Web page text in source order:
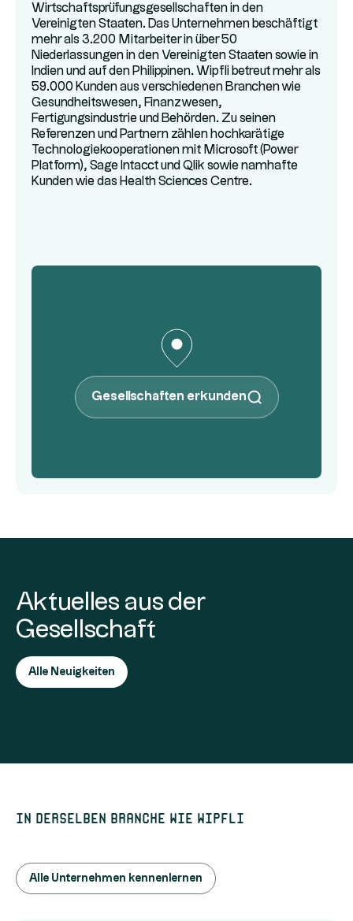
Wirtschaftsprüfungsgesellschaften in den
Vereinigten Staaten. Das Unternehmen beschäftigt
mehr als 3.200 Mitarbeiter in über 50
Niederlassungen in den Vereinigten Staaten sowie in
Indien und auf den Philippinen. Wipfli betreut mehr als
59.000 Kunden aus verschiedenen Branchen wie
Gesundheitswesen, Finanzwesen,
Fertigungsindustrie und Behörden. Zu seinen
Referenzen und Partnern zählen hochkarätige
Technologiekooperationen mit Microsoft (Power
Platform), Sage Intacct und Qlik sowie namhafte
Kunden wie das Health Sciences Centre.
Gesellschaften erkunden
Aktuelles aus der
Gesellschaft
Alle Neuigkeiten
In derselben Branche wie Wipfli
Alle Unternehmen kennenlernen